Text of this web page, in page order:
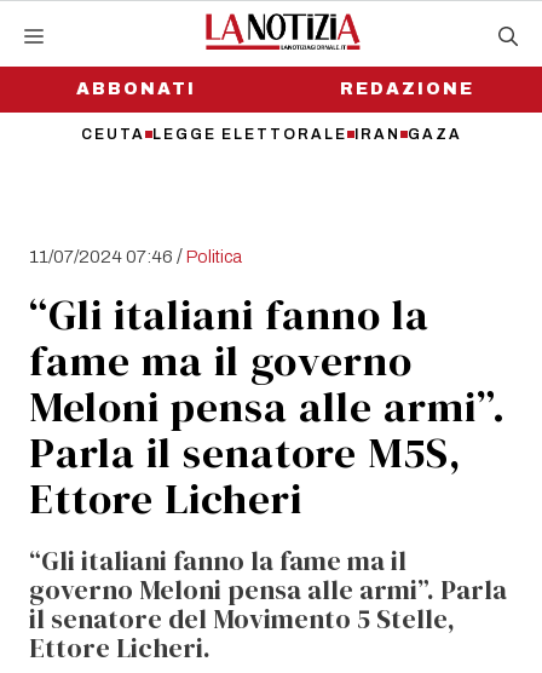
contenutoABBONATI
CEUTA LEGGE ELETTORALE IRAN GAZA
REDAZIONE
11/07/2024 07:46 /Politica
“Gli italiani fanno la
fame ma il governo
Meloni pensa alle armi”.
Parla il senatore M5S,
Ettore Licheri
“Gli italiani fanno la fame ma il
governo Meloni pensa alle armi”. Parla
il senatore del Movimento 5 Stelle,
Ettore Licheri.